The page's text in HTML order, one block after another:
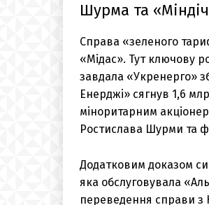
Шурма та
Справа «зеленого
«Мідас». Тут ключову
завдала «Укренерго»
Енерджі» сягнув 1,6
міноритарним
Ростислава Шурми та
Додатковим доказом
яка обслуговувала
переведення справи з